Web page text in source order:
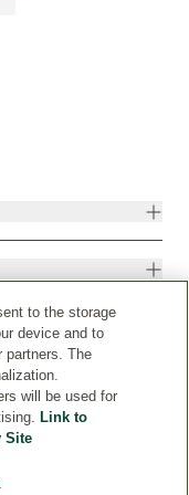
to the storage
device and to
partners. The
will be used for
Link to
Site